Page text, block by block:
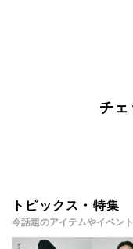
チ
トピックス・特集
今話題のアイテムやイベン